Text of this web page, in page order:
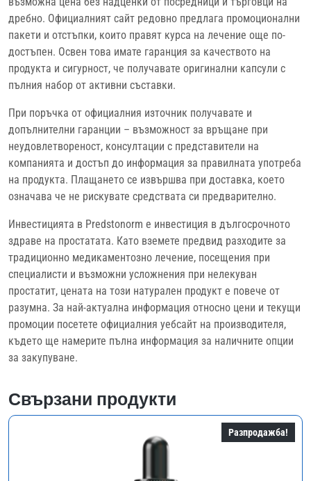
дребно. Официалният сайт редовно предлага промоционални
пакети и отстъпки, които правят курса на лечение още по-
достъпен. Освен това имате гаранция за качеството на
продукта и сигурност, че получавате оригинални капсули с
пълния набор от активни съставки.
При поръчка от официалния източник получавате и
допълнителни гаранции – възможност за връщане при
неудовлетвореност, консултации с представители на
компанията и достъп до информация за правилната употреба
на продукта. Плащането се извършва при доставка, което
означава че не рискувате средствата си предварително.
Инвестицията в Predstonorm е инвестиция в дългосрочното
здраве на простатата. Като вземете предвид разходите за
традиционно медикаментозно лечение, посещения при
специалисти и възможни усложнения при нелекуван
простатит, цената на този натурален продукт е повече от
разумна. За най-актуална информация относно цени и текущи
промоции посетете официалния уебсайт на производителя,
където ще намерите пълна информация за наличните опции
за закупуване.
Свързани продукти
Разпродажба!